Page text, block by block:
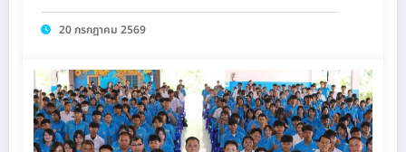
20 กรกฎาคม 2569